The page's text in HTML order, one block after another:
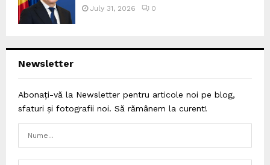
July 31, 2026 0
Newsletter
Abonați-vă la Newsletter pentru articole noi pe blog,
sfaturi și fotografii noi. Să rămânem la curent!